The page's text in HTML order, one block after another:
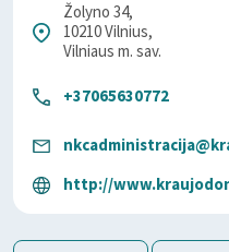
Žolyno 34,
10210 Vilnius,
Vilniaus m. sav.
+37065630772
http://